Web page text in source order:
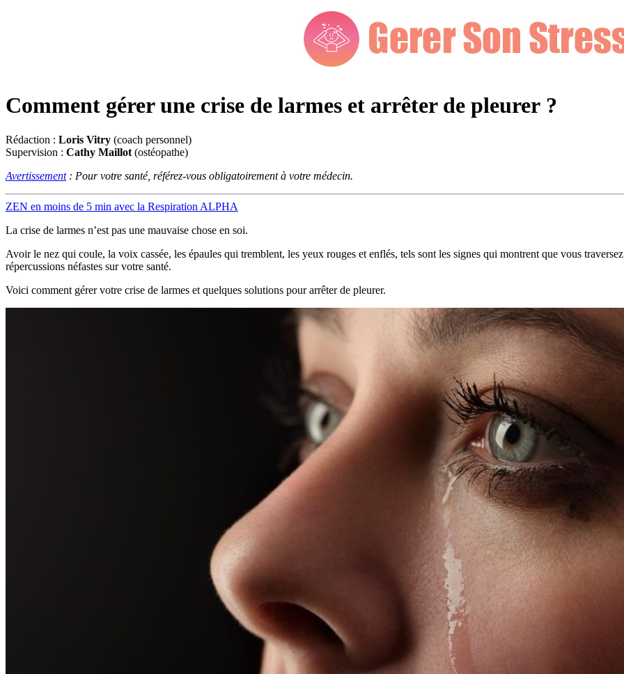
Comment gérer une crise de larmes et arrêter de pleurer ?
Rédaction : Loris Vitry (coach personnel)
Supervision : Cathy Maillot (ostéopathe)
Avertissement: Pour votre santé, référez-vous obligatoirement à votre médecin.
ZEN en moins de 5 min avec la Respiration ALPHA
La crise de larmes n’est pas une mauvaise chose en soi.
Avoir le nez qui coule, la voix cassée, les épaules qui tremblent, les yeux rouges et enflés, tels sont les signes qui montrent que vous
répercussions néfastes sur votre santé.
Voici comment gérer votre crise de larmes et quelques solutions pour arrêter de pleurer.